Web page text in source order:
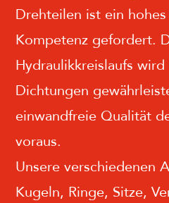
Drehteilen ist ein
Kompetenz gefordert.
Hydraulikkreislaufs
Dichtungen
einwandfreie Qualität
voraus.
Unsere verschiedenen
Kugeln, Ringe, Sitze,